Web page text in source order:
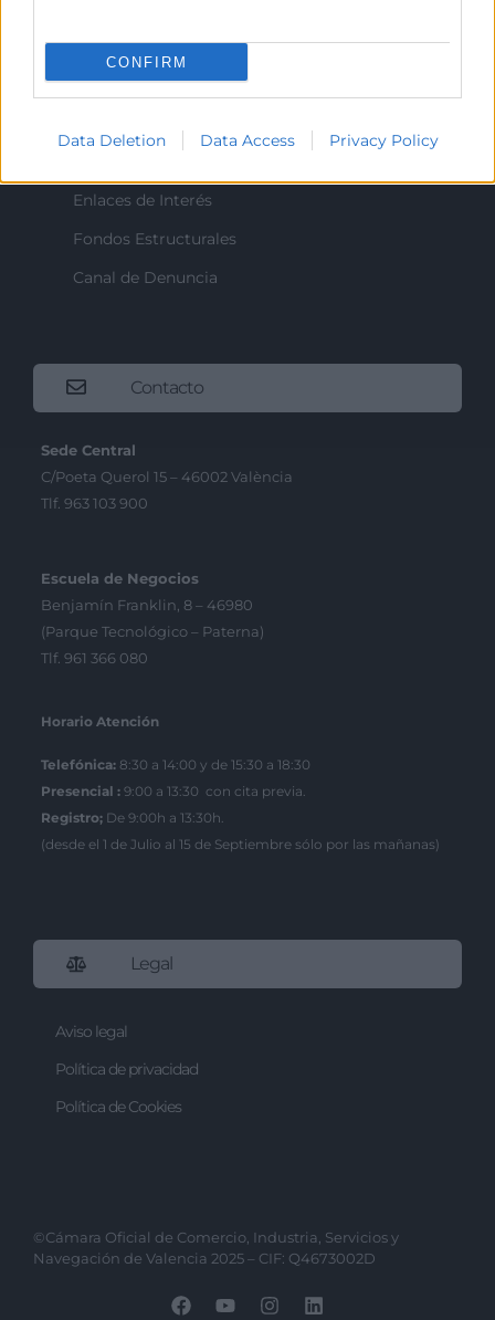
CONFIRM
Data Deletion Data Access Privacy Policy
Sobre la Cámara
Perfil del contratante
Enlaces de Interés
Fondos Estructurales
Canal de Denuncia
Contacto
Sede Central
C/Poeta Querol 15 – 46002 València
Tlf. 963 103 900
Escuela de Negocios
Benjamín Franklin, 8 – 46980
(Parque Tecnológico – Paterna)
Tlf. 961 366 080
Horario Atención
Telefónica: 8:30 a 14:00 y de 15:30 a 18:30
Presencial : 9:00 a 13:30 con cita previa.
Registro; De 9:00h a 13:30h.
(desde el 1 de Julio al 15 de Septiembre sólo por las mañanas)
Legal
Aviso legal
Política de privacidad
Política de Cookies
©Cámara Oficial de Comercio, Industria, Servicios y
Navegación de Valencia 2025 – CIF: Q4673002D